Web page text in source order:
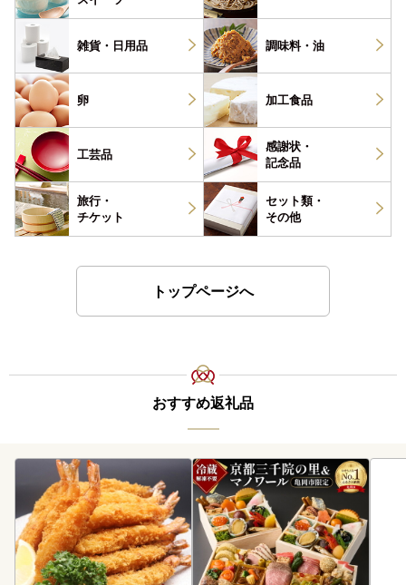
雑貨・ 日用品 調味料・ 油
卵 加工食品
工芸品
感謝状・
記念品
旅行・
チケット
セット類・
その他
トップページへ
おすすめ返礼品